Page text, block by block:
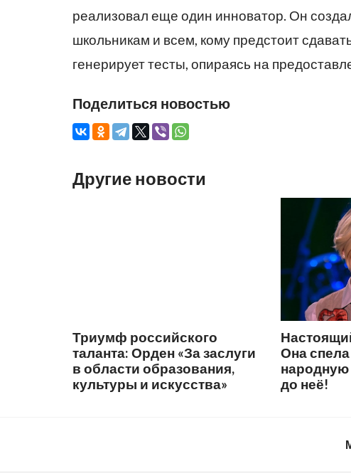
реализовал еще один инноватор. Он
школьникам и всем, кому предстоит
генерирует тесты, опираясь на
Поделиться новостью
Другие новости
Триумф российского
таланта: Орден «За заслуги
в области образования,
культуры и искусства»
Она
народную
до неё!